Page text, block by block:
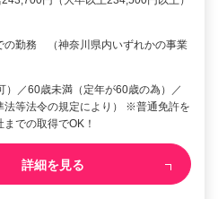
の勤務 （神奈川県内いずれかの事業
）／60歳未満（定年が60歳の為）／
等法令の規定により） ※普通免許を
での取得でOK！
詳細を見る